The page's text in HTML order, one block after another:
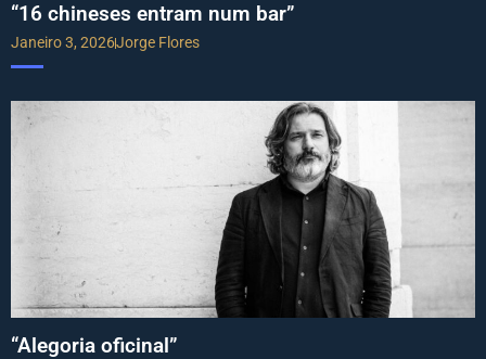
“16 chineses entram num bar”
Janeiro 3, 2026Jorge Flores
“Alegoria oficinal”